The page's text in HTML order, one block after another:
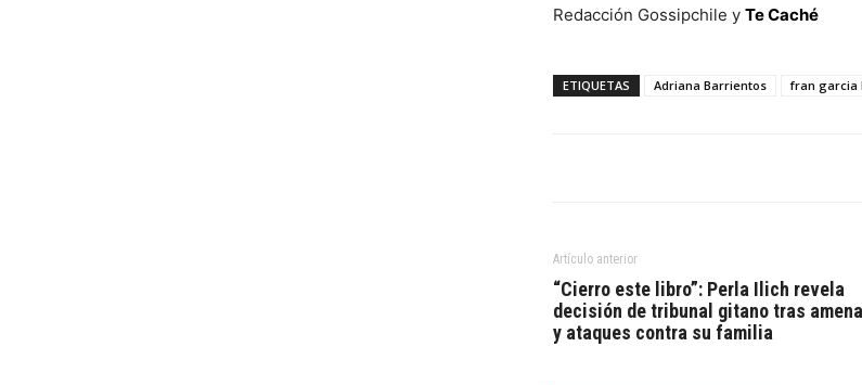
Redacción Gossipchile y Te Caché
ETIQUETAS Adriana Barrientos fran garcia
Artículo anterior
“Cierro este libro”: Perla Ilich revela
decisión de tribunal gitano tras
y ataques contra su familia